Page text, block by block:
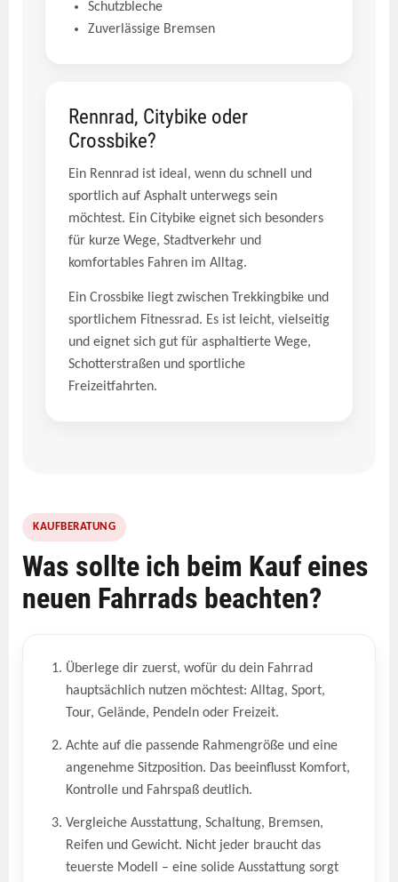
Schutzbleche
Zuverlässige Bremsen
Rennrad, Citybike oder
Crossbike?
Ein Rennrad ist ideal, wenn du schnell und
sportlich auf Asphalt unterwegs sein
möchtest. Ein Citybike eignet sich besonders
für kurze Wege, Stadtverkehr und
komfortables Fahren im Alltag.
Ein Crossbike liegt zwischen Trekkingbike und
sportlichem Fitnessrad. Es ist leicht, vielseitig
und eignet sich gut für asphaltierte Wege,
Schotterstraßen und sportliche
Freizeitfahrten.
KAUFBERATUNG
Was sollte ich beim Kauf eines
neuen Fahrrads beachten?
Überlege dir zuerst, wofür du dein Fahrrad
hauptsächlich nutzen möchtest: Alltag, Sport,
Tour, Gelände, Pendeln oder Freizeit.
Achte auf die passende Rahmengröße und eine
angenehme Sitzposition. Das beeinflusst Komfort,
Kontrolle und Fahrspaß deutlich.
Vergleiche Ausstattung, Schaltung, Bremsen,
Reifen und Gewicht. Nicht jeder braucht das
teuerste Modell – eine solide Ausstattung sorgt